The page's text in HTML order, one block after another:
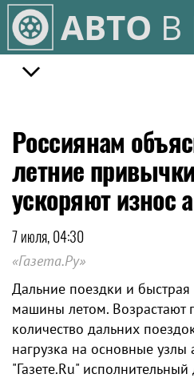
АВТО
Россиянам
летние
ускоряют износ
7 июля, 04:30
«Газета.Ру»
Дальние поездки и быстрая
машины летом. Возрастают
количество дальних
нагрузка на основные узлы
"Газете.Ru"